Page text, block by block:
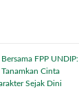
FPP UNDIP:
Cinta
Sejak Dini